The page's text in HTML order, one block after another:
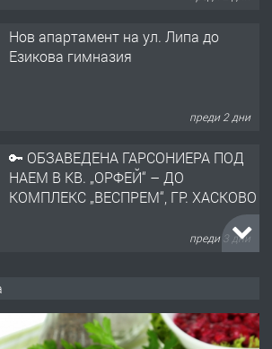
Нов апартамент на ул. Липа до
Езикова гимназия
преди 2 дни
🔑 ОБЗАВЕДЕНА ГАРСОНИЕРА ПОД
НАЕМ В КВ. „ОРФЕЙ“ – ДО
КОМПЛЕКС „ВЕСПРЕМ“, ГР. ХАСКОВО
преди 3 дни
АПАРТАМЕНТ В ЦЕНТЪРА НА ГР.
ХАСКОВО